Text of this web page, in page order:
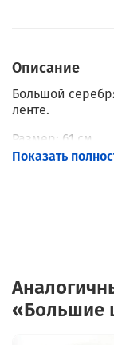
Описание
Большой
ленте.
Размер: 61 см.
Показать
«Большие